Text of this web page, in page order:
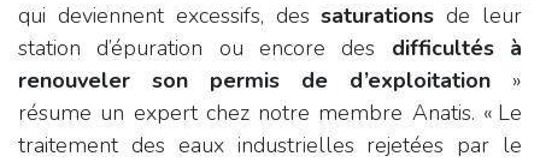
qui deviennent excessifs, dessaturations de leur
station d’épuration ou encore des difficultés à
renouveler son permis de d’exploitation »
résume un expert chez notre membre Anatis. « Le
traitement des eaux industrielles rejetées par le